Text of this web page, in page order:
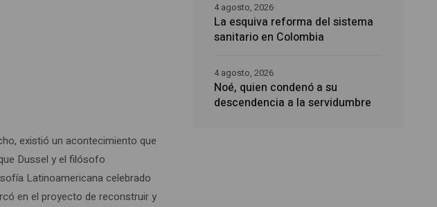
existió un acontecimiento que
Dussel y el filósofo
Latinoamericana celebrado
en el proyecto de reconstruir y
La esquiva reforma del sistema
sanitario en Colombia
4 agosto, 2026
Noé, quien condenó a su
descendencia a la servidumbre
4 agosto, 2026